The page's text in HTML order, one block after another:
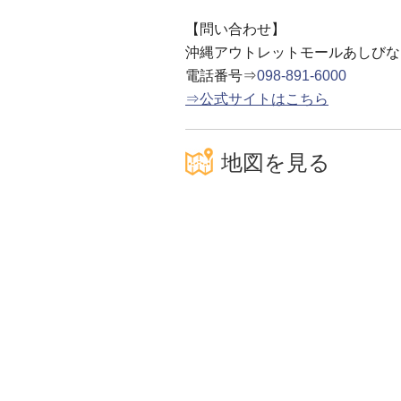
【問い合わせ】
沖縄アウトレットモールあしび
電話番号⇒098-891-6000
⇒公式サイトはこちら
地図を見る